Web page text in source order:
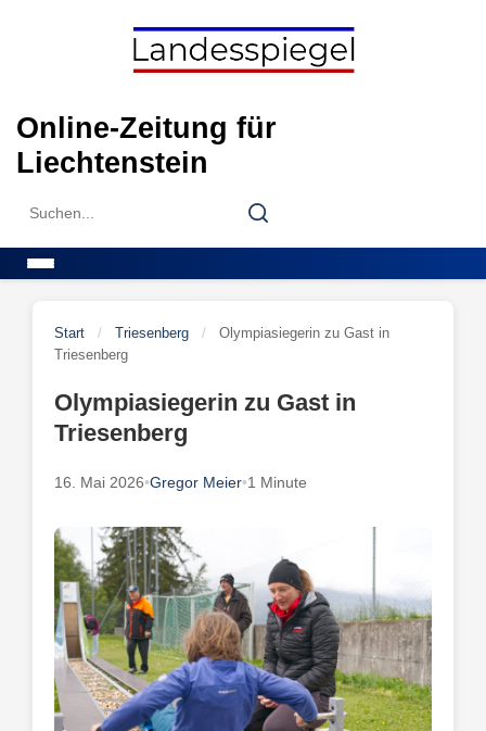
Online-Zeitung für
Liechtenstein
Search
Search
Start / Triesenberg /
Olympiasiegerin zu Gast in
Triesenberg
Olympiasiegerin zu Gast in
Triesenberg
16. Mai 2026•Gregor Meier•1 Minute